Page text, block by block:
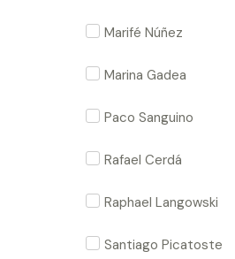
Marifé Núñez
Marina Gadea
Paco Sanguino
Rafael Cerdá
Raphael Langowski
Santiago Picatoste